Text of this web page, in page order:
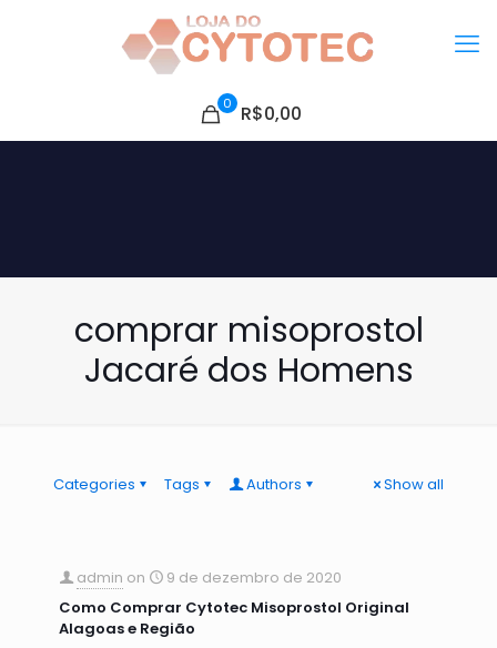
0 R$0,00
comprar misoprostol
Jacaré dos Homens
Categories Tags Authors Show all
admin on
9 de dezembro de 2020
Como Comprar Cytotec Misoprostol Original
Alagoas e Região